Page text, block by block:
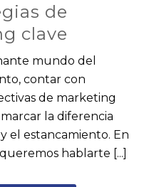
de
clave
mundo del
contar con
de marketing
la diferencia
el estancamiento. En
hablarte [...]